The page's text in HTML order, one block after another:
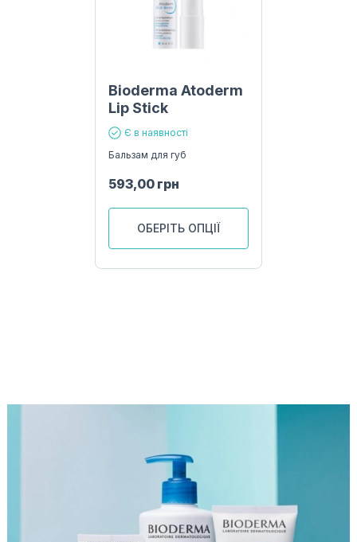
Bioderma Atoderm
Lip Stick
Є в наявності
Бальзам для губ
593,00 грн
ОБЕРІТЬ ОПЦІЇ